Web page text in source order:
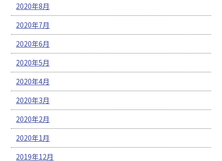
2020年8月
2020年7月
2020年6月
2020年5月
2020年4月
2020年3月
2020年2月
2020年1月
2019年12月